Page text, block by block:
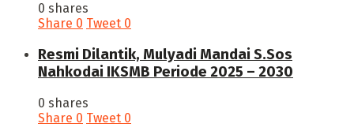
0 shares
Share 0 Tweet 0
Resmi Dilantik, Mulyadi Mandai S.Sos
Nahkodai IKSMB Periode 2025 – 2030
0 shares
Share 0 Tweet 0